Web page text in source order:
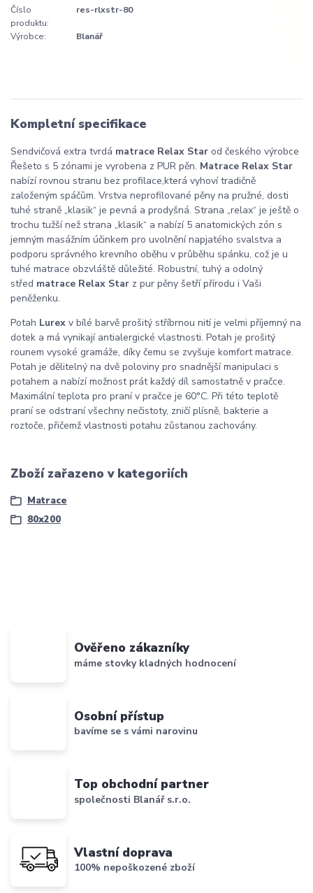
Číslo
produktu:
res-rlxstr-80
Výrobce: Blanář
Kompletní specifikace
Sendvičová extra tvrdá matrace Relax Star od českého výrobce
Řešeto s 5 zónami je vyrobena z PUR pěn. Matrace Relax Star
nabízí rovnou stranu bez profilace,která vyhoví tradičně
založeným spáčům. Vrstva neprofilované pěny na pružné, dosti
tuhé straně „klasik“ je pevná a prodyšná. Strana „relax“ je ještě o
trochu tužší než strana „klasik“ a nabízí 5 anatomických zón s
jemným masážním účinkem pro uvolnění napjatého svalstva a
podporu správného krevního oběhu v průběhu spánku, což je u
tuhé matrace obzvláště důležité. Robustní, tuhý a odolný
střed matrace Relax Star z pur pěny šetří přírodu i Vaši
peněženku.
Potah Lurex v bílé barvě prošitý stříbrnou nití je velmi příjemný na
dotek a má vynikají antialergické vlastnosti. Potah je prošitý
rounem vysoké gramáže, díky čemu se zvyšuje komfort matrace.
Potah je dělitelný na dvě poloviny pro snadnější manipulaci s
potahem a nabízí možnost prát každý díl samostatně v pračce.
Maximální teplota pro praní v pračce je 60°C. Při této teplotě
praní se odstraní všechny nečistoty, zničí plísně, bakterie a
roztoče, přičemž vlastnosti potahu zůstanou zachovány.
Zboží zařazeno v kategoriích
Matrace
80x200
Ověřeno zákazníky
máme stovky kladných hodnocení
Osobní přístup
bavíme se s vámi narovinu
Top obchodní partner
společnosti Blanář s.r.o.
Vlastní doprava
100% nepoškozené zboží